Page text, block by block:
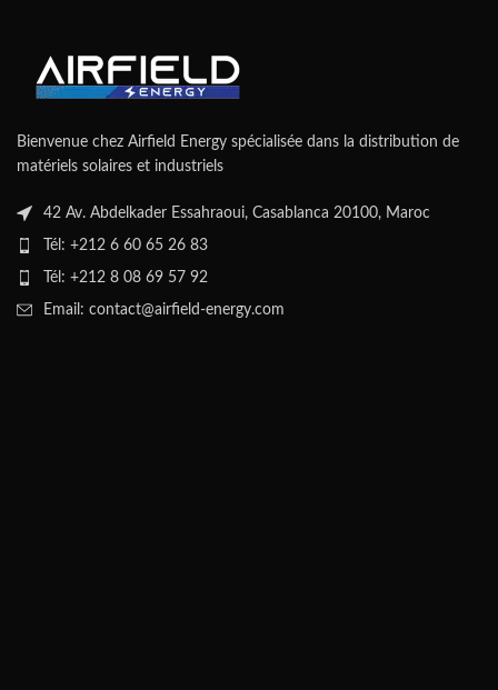
Bienvenue chez Airfield Energy spécialisée dans la distribution de
matériels solaires et industriels
42 Av. Abdelkader Essahraoui, Casablanca 20100, Maroc
Tél: +212 6 60 65 26 83
Tél: +212 8 08 69 57 92
Email: contact@airfield-energy.com